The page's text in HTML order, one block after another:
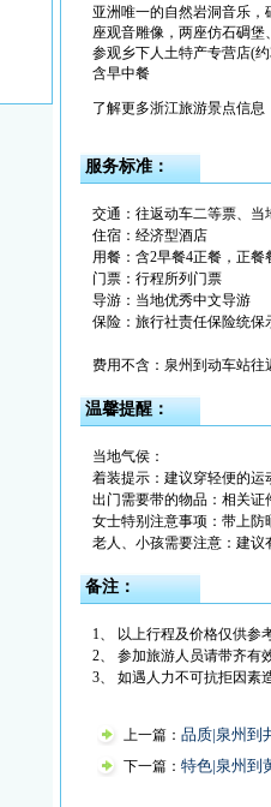
亚洲唯一的自然岩洞音乐
座观音雕像，两座仿石碉
参观乡下人土特产专营店(
含早中餐
了解更多浙江旅游景点信息
服务标准：
交通：往返动车二等票、当
住宿：经济型酒店
用餐：含2早餐4正餐，正餐
门票：行程所列门票
导游：当地优秀中文导游
保险：旅行社责任保险统保
费用不含：泉州到动车站往
温馨提醒：
当地气侯：
着装提示：建议穿轻便的运
出门需要带的物品：相关证
女士特别注意事项：带上防
老人、小孩需要注意：建
备注：
1、 以上行程及价格仅供参
2、 参加旅游人员请带齐有
3、 如遇人力不可抗拒因素
上一篇： 品质|泉州到
下一篇： 特色|泉州到